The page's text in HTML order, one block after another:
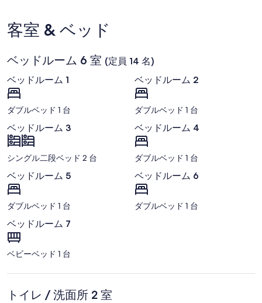
ア
ン
ェ
ワ
空
港)
客室 & ベッド
ベッドルーム 6 室 (定員 14 名)
ベッドルーム 1
ダブルベッド 1 台
ベッドルーム 2
ダブルベッド 1 台
ベッドルーム 3
シングル二段ベッド 2 台
ベッドルーム 4
ダブルベッド 1 台
ベッドルーム 5
ダブルベッド 1 台
ベッドルーム 6
ダブルベッド 1 台
ベッドルーム 7
ベビーベッド 1 台
トイレ / 洗面所 2 室